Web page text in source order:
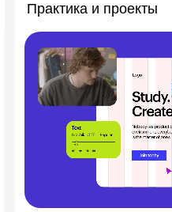
Практика и проекты